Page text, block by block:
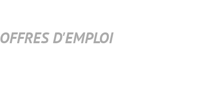
OFFRES D'EMPLOI